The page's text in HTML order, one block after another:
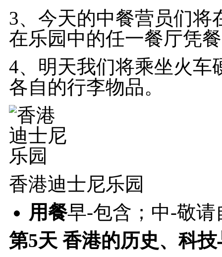
3、今天的中餐营员们将
在乐园中的任一餐厅凭
4、明天我们将乘坐火车
各自的行李物品。
香港迪士尼乐园
用餐早-包含；中-敬
第5天 香港的历史、科